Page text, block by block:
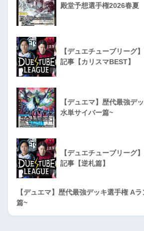
殿堂予想選手権2026春夏
【デュエチューブリーグ
記事【カリスマBEST】
【デュエマ】歴代最強デ
水単サイバー篇~
【デュエチューブリーグ
記事【逆札篇】
【デュエマ】歴代最強デッキ選手権 A
篇~